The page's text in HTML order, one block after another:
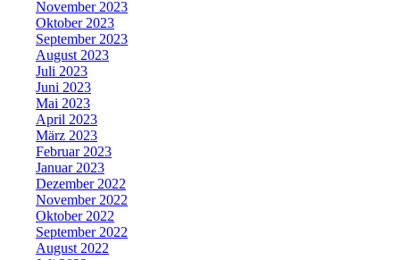
November 2023
Oktober 2023
September 2023
August 2023
Juli 2023
Juni 2023
Mai 2023
April 2023
März 2023
Februar 2023
Januar 2023
Dezember 2022
November 2022
Oktober 2022
September 2022
August 2022